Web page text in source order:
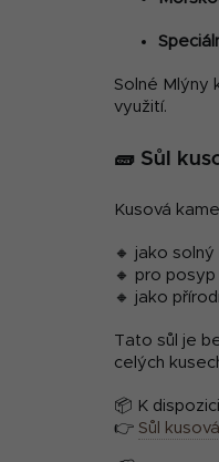
Solné Mlýny
využití.
🧱 Sůl
Kusová
🔸 jako
🔸 pro
🔸 jako
Tato sůl je
celých
📦 K
👉 Sůl